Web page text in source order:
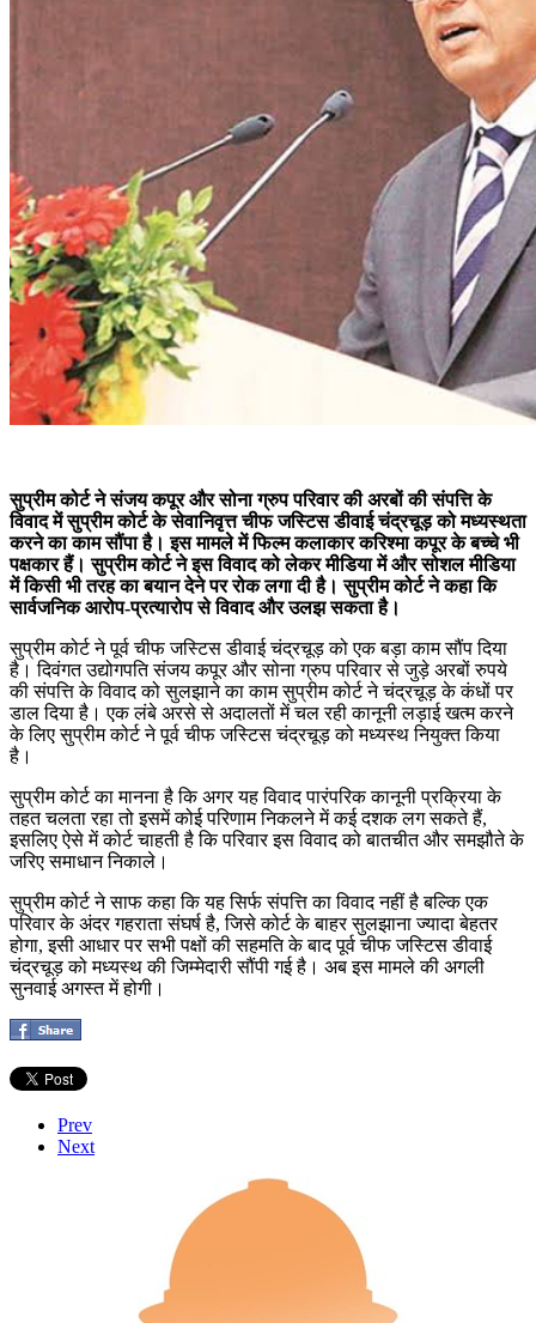
सुप्रीम कोर्ट ने संजय कपूर और सोना ग्रुप परिवार की अरबों की संपत्ति के
विवाद में सुप्रीम कोर्ट के सेवानिवृत्त चीफ जस्टिस डीवाई चंद्रचूड़ को मध्यस्थता
करने का काम सौंपा है। इस मामले में फिल्म कलाकार करिश्मा कपूर के बच्चे भी
पक्षकार हैं। सुप्रीम कोर्ट ने इस विवाद को लेकर मीडिया में और सोशल मीडिया
में किसी भी तरह का बयान देने पर रोक लगा दी है। सुप्रीम कोर्ट ने कहा कि
सार्वजनिक आरोप-प्रत्यारोप से विवाद और उलझ सकता है।
सुप्रीम कोर्ट ने पूर्व चीफ जस्टिस डीवाई चंद्रचूड़ को एक बड़ा काम सौंप दिया
है। दिवंगत उद्योगपति संजय कपूर और सोना ग्रुप परिवार से जुड़े अरबों रुपये
की संपत्ति के विवाद को सुलझाने का काम सुप्रीम कोर्ट ने चंद्रचूड़ के कंधों पर
डाल दिया है। एक लंबे अरसे से अदालतों में चल रही कानूनी लड़ाई खत्म करने
के लिए सुप्रीम कोर्ट ने पूर्व चीफ जस्टिस चंद्रचूड़ को मध्यस्थ नियुक्त किया
है।
सुप्रीम कोर्ट का मानना है कि अगर यह विवाद पारंपरिक कानूनी प्रक्रिया के
तहत चलता रहा तो इसमें कोई परिणाम निकलने में कई दशक लग सकते हैं,
इसलिए ऐसे में कोर्ट चाहती है कि परिवार इस विवाद को बातचीत और समझौते के
जरिए समाधान निकाले।
सुप्रीम कोर्ट ने साफ कहा कि यह सिर्फ संपत्ति का विवाद नहीं है बल्कि एक
परिवार के अंदर गहराता संघर्ष है, जिसे कोर्ट के बाहर सुलझाना ज्यादा बेहतर
होगा, इसी आधार पर सभी पक्षों की सहमति के बाद पूर्व चीफ जस्टिस डीवाई
चंद्रचूड़ को मध्यस्थ की जिम्मेदारी सौंपी गई है। अब इस मामले की अगली
सुनवाई अगस्त में होगी।
Prev
Next